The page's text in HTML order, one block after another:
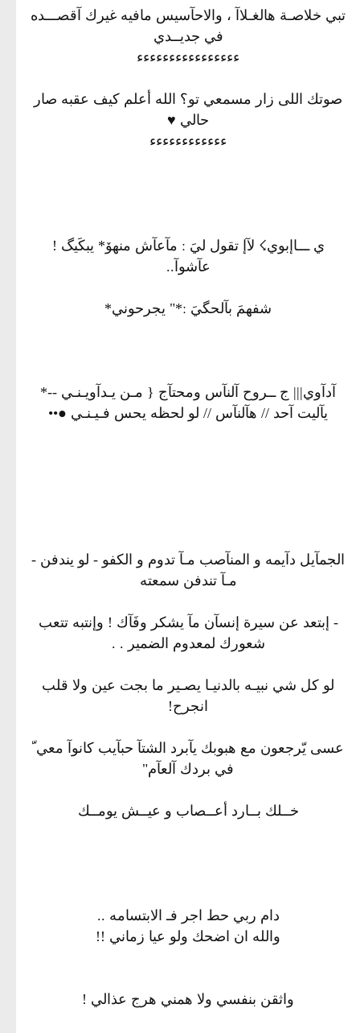
تبي خلاصـة هالغـلاآ ، والاحآسيس مافيه غيرك آقصـــده
في جديــدي
ءءءءءءءءءءءءءءءء
صوتك اللى زار مسمعي تو؟ الله أعلم كيف عقبه صار
حالي ♥
ءءءءءءءءءءءء
‏‏‏‏‏‏‏‏‏‏‏‏‏‏ي ـــاإبوي☇ ‏‏‏لآإ تقول ليَ ː مآعآش منھۆ* يبكَيگ !
عآشوآ..
شفھمَ بآلحگيَ ː*" يجرحوني*
آدآوي||| ج ــروح آلنآس ومحتآج { مـن يـدآويـنـي --*
يآليت آحد // هآلنآس // لو لحظه يحس فـيـنـي ●••
الجمآيل دآيمه و المنآصب مـآ تدوم و الكفو - لو يندفن -
مـآ تندفن سمعته
- إبتعد عن سيرة إنسآن مآ يشكر وفَآك ! وإنتبه تتعب
شعورك لمعدوم الضمير . .
لو كل شي نبيـه بالدنيـا يصـير ما بجت عين ولا قلب
انجرح!
عسى يّرجعون مع هبوبك يآبرد الشتآ حبآيب كانوآ معي ّ
في بردك آلعآم"
خــلك بــارد أعــصاب و عيــش يومــك
دام ربي حط اجر فـ الابتسامه ..
والله ان اضحك ولو عيا زماني !!
واثقن بنفسي ولا همني هرج عذالي !